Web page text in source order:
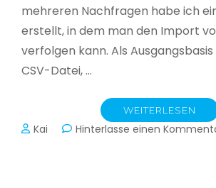
mehreren Nachfragen habe ich
erstellt, in dem man den Import
verfolgen kann. Als
CSV-Datei, …
WEITERLESEN
Kai Hinterlasse einen